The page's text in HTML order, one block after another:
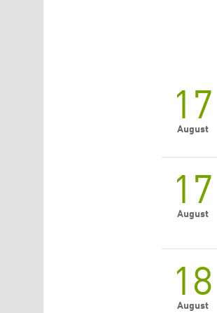
17
August
17
August
18
August